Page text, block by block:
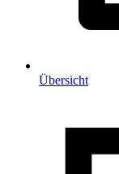
Übersicht